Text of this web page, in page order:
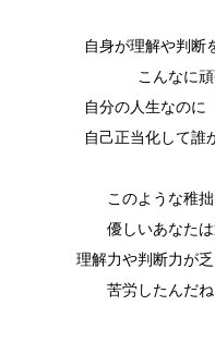
自身が理解や判断
こんなに
自分の人生なのに
自己正当化して誰
このような稚
優しいあなた
理解力や判断力が
苦労したんだ